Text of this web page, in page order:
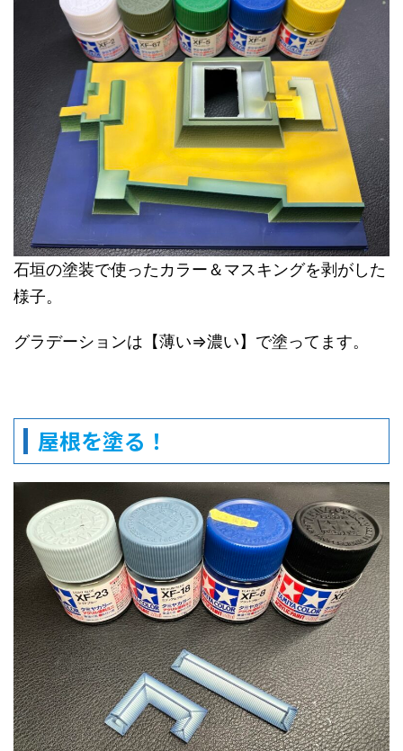
石垣の塗装で使ったカラー＆マスキングを剥がした
様子。
グラデーションは【薄い⇒濃い】で塗ってます。
屋根を塗る！